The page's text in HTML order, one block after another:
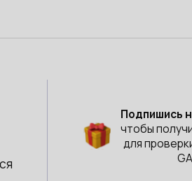
Подпишись
чтобы
для